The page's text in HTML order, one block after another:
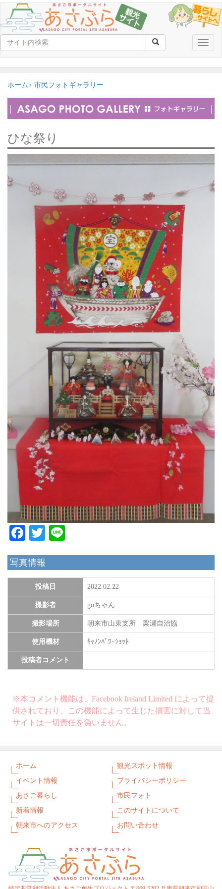
Toggle
ホーム 市民フォトギャラリー
ひな祭り
Facebook
Twitter
写真情報
投稿日 2022.02.22
撮影者 goちゃん
撮影場所 朝来市山東支所 梁瀬自治協
使用機材 ｷｬﾉﾝﾊﾟﾜｰｼｮｯﾄ
投稿者コメント
※本コメント機能は、Facebook Ireland Limited によって提
供されており、この機能によって生じた損害に対して当
サイトは一切責任を負いません。
ホーム
観光スポット情報
イベント情報
プライバシーポリシー
あさご暮らし
市民フォト
新着情報
このサイトについて
朝来市へのアクセス
お問い合わせ